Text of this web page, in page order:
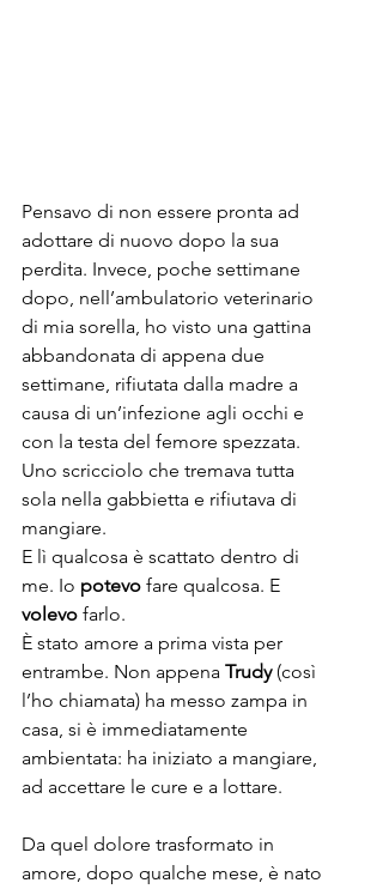
Pensavo di non essere pronta ad
adottare di nuovo dopo la sua
perdita. Invece, poche settimane
dopo, nell’ambulatorio veterinario
di mia sorella, ho visto una gattina
abbandonata di appena due
settimane, rifiutata dalla madre a
causa di un’infezione agli occhi e
con la testa del femore spezzata.
Uno scricciolo che tremava tutta
sola nella gabbietta e rifiutava di
mangiare.
E lì qualcosa è scattato dentro di
me. Io potevo fare qualcosa. E
volevo farlo.
È stato amore a prima vista per
entrambe. Non appena Trudy (così
l’ho chiamata) ha messo zampa in
casa, si è immediatamente
ambientata: ha iniziato a mangiare,
ad accettare le cure e a lottare.
Da quel dolore trasformato in
amore, dopo qualche mese, è nato